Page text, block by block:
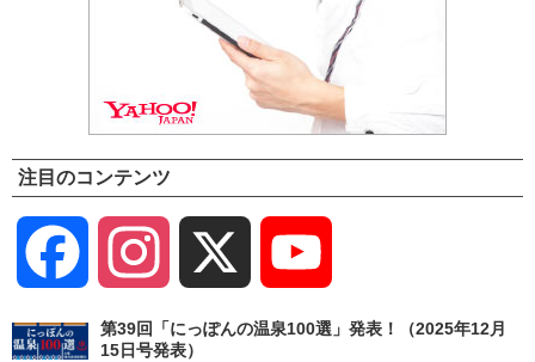
注目のコンテンツ
Facebook Instagram
Channel
第39回「にっぽんの温泉100選」発表！（2025年12月
15日号発表）